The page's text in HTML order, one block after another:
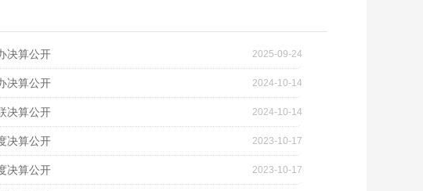
决算公开 2025-09-24
决算公开 2024-10-14
决算公开 2024-10-14
决算公开 2023-10-17
决算公开 2023-10-17